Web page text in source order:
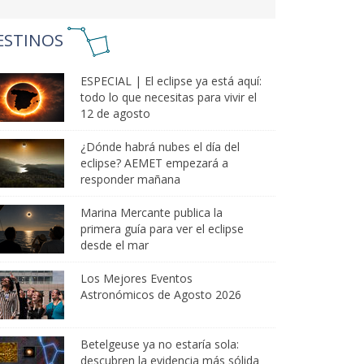
ESPECIAL | El eclipse ya está aquí:
todo lo que necesitas para vivir el
12 de agosto
¿Dónde habrá nubes el día del
eclipse? AEMET empezará a
responder mañana
Marina Mercante publica la
primera guía para ver el eclipse
desde el mar
Los Mejores Eventos
Astronómicos de Agosto 2026
Betelgeuse ya no estaría sola:
descubren la evidencia más sólida